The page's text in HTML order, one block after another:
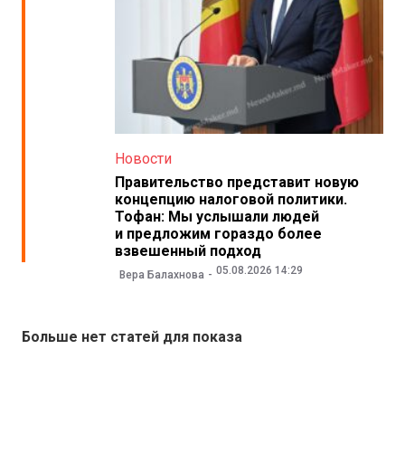
Новости
Правительство представит новую
концепцию налоговой политики.
Тофан: Мы услышали людей
и предложим гораздо более
взвешенный подход
Вера Балахнова 05.08.2026 14:29
Больше нет статей для показа